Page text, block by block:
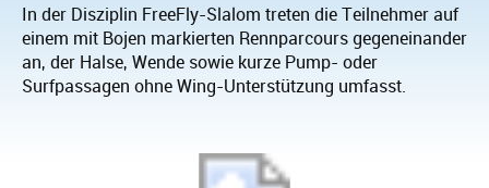
In der Disziplin FreeFly-Slalom treten die Teilnehmer auf
einem mit Bojen markierten Rennparcours gegeneinander
an, der Halse, Wende sowie kurze Pump- oder
Surfpassagen ohne Wing-Unterstützung umfasst.